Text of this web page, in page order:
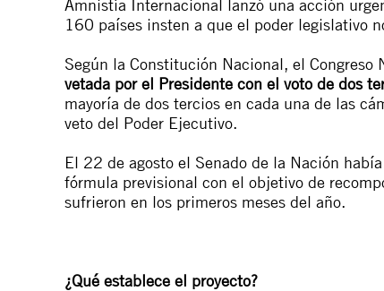
Amnistía Internacional lanzó una acción
160 países insten a que el poder legislativo
Según la Constitución Nacional, el Congreso
vetada por el Presidente con el voto de dos
mayoría de dos tercios en cada una de las
veto del Poder Ejecutivo.
El 22 de agosto el Senado de la Nación
fórmula previsional con el objetivo de
sufrieron en los primeros meses del año.
¿Qué establece el proyecto?